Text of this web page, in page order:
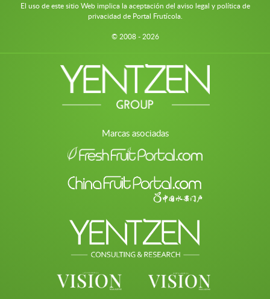
El uso de este sitio Web implica la aceptación del aviso legal y política de
privacidad de Portal Frutícola.
© 2008 - 2026
Marcas asociadas